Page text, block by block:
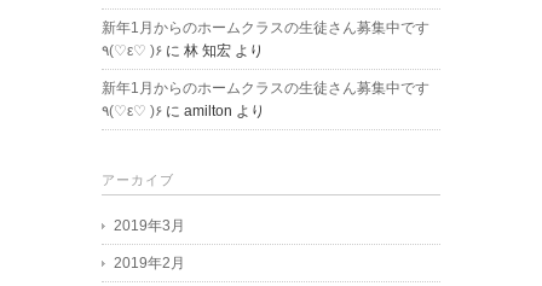
新年1月からのホームクラスの生徒さん募集中です
٩(♡ε♡ )۶ に 林 知宏 より
新年1月からのホームクラスの生徒さん募集中です
٩(♡ε♡ )۶ に amilton より
アーカイブ
2019年3月
2019年2月